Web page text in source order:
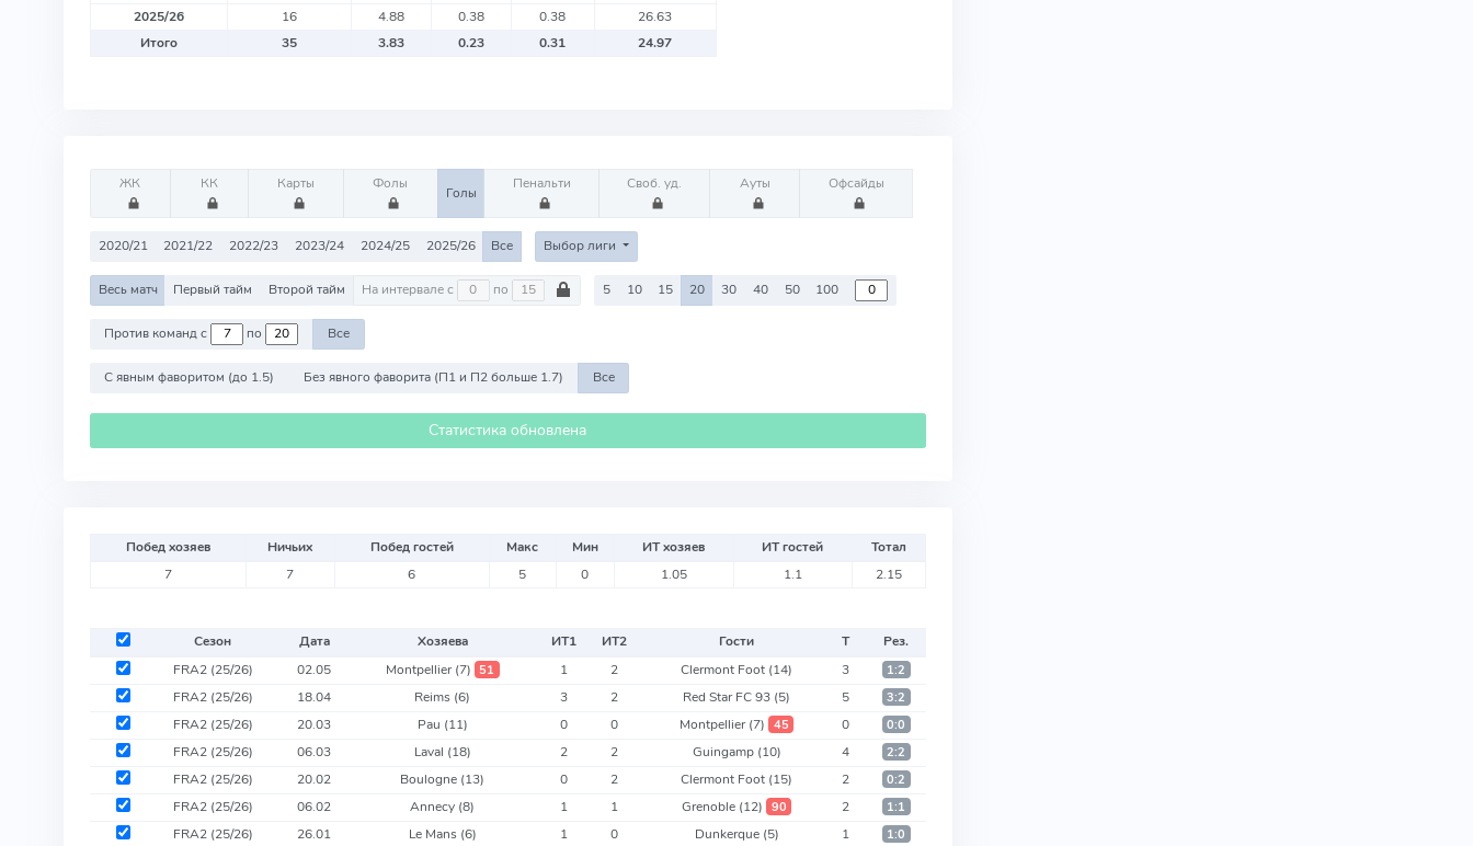
2025/26
16 4.88 0.38 0.38
26.63
Итого
35 3.83 0.23 0.31 24.97
ЖК КК Карты Фолы
Голы
Пенальти Своб. уд. Ауты Офсайды
2020/21 2021/22 2022/23 2023/24 2024/25 2025/26 Все Выбор лиги
Весь матч Первый тайм Второй тайм На интервале с по 5 10 15 20 30 40 50 100
Против команд с по Все
С явным фаворитом (до 1.5) Без явного фаворита (П1 и П2 больше 1.7) Все
Статистика обновлена
Побед хозяев Ничьих Побед гостей Макс Мин ИТ хозяев ИТ гостей
Тотал
7
7 6 5 0 1.05 1.1 2.15
Сезон Дата Хозяева ИТ1 ИТ2 Гости Т
Рез.
FRA2 (25/26)
02.05 Montpellier(7) 51 1 2 Clermont Foot (14) 3 1:2
FRA2 (25/26) 18.04 Reims (6) 3 2 Red Star FC 93 (5) 5 3:2
FRA2 (25/26) 20.03 Pau (11) 0 0 Montpellier(7) 45 0 0:0
FRA2 (25/26) 06.03 Laval (18) 2 2 Guingamp (10) 4 2:2
FRA2 (25/26) 20.02 Boulogne (13) 0 2 Clermont Foot (15) 2 0:2
FRA2 (25/26) 06.02 Annecy (8) 1 1 Grenoble (12) 90 2 1:1
FRA2 (25/26) 26.01 Le Mans (6) 1 0 Dunkerque (5) 1 1:0